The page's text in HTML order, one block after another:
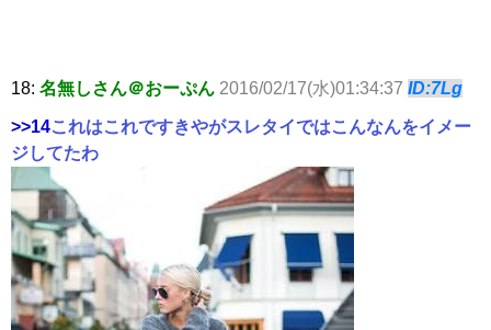
18: 名無しさん＠おーぷん 2016/02/17(水)01:34:37 ID:7Lg
>>14これはこれですきやがスレタイではこんなんをイメー
ジしてたわ